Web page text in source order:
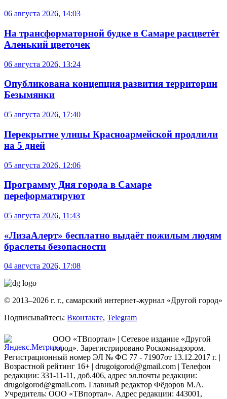
06 августа 2026, 14:03
На трансформаторной будке в Самаре расцветёт
Аленький цветочек
06 августа 2026, 13:24
Опубликована концепция развития территории
Безымянки
05 августа 2026, 17:40
Перекрытие улицы Красноармейской продлили
на 5 дней
05 августа 2026, 12:06
Программу Дня города в Самаре
переформатируют
05 августа 2026, 11:43
«ЛизаАлерт» бесплатно выдаёт пожилым людям
браслеты безопасности
04 августа 2026, 17:08
© 2013–2026 г. г., самарский интернет-журнал «Другой город»
Подписывайтесь: Вконтакте, Telegram
ООО «ТВпортал» | Сетевое издание «Другой
город». Зарегистрировано Роскомнадзором.
Регистрационный номер ЭЛ № ФС 77 - 71907от 13.12.2017 г. |
Возрастной рейтинг 16+ | drugoigorod@gmail.com | Телефон
редакции: 331-11-11, доб.406, адрес эл.почты редакции:
drugoigorod@gmail.com. Главный редактор Фёдоров М.А.
Учредитель: ООО «ТВпортал». Адрес редакции: 443001,